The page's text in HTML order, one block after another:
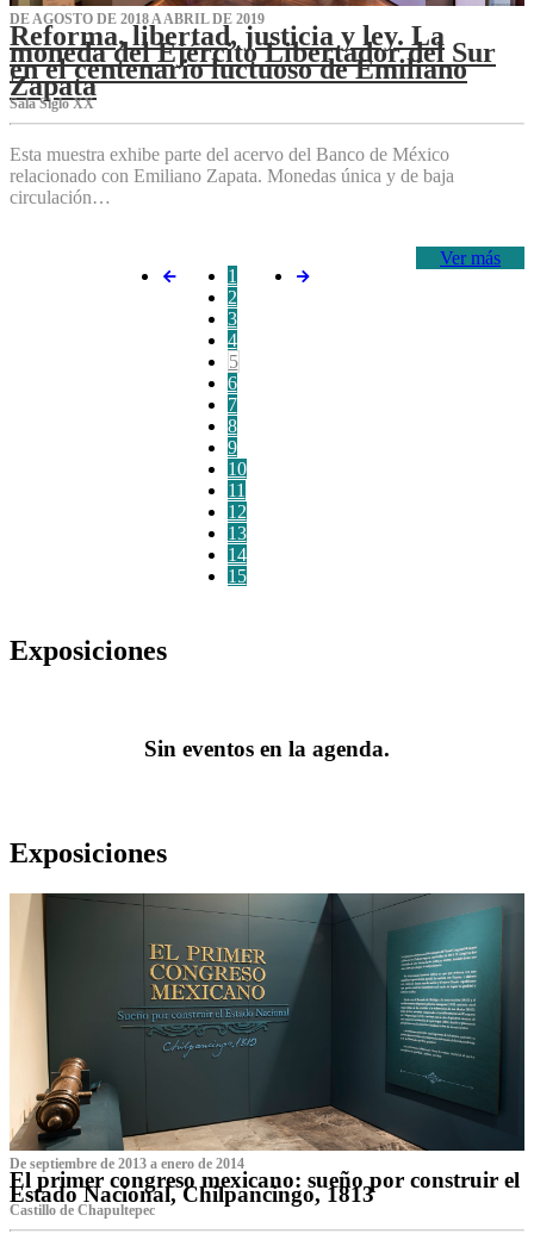
DE AGOSTO DE 2018 A ABRIL DE 2019
Reforma, libertad, justicia y ley. La
moneda del Ejército Libertador del Sur
en el centenario luctuoso de Emiliano
Zapata
Sala Siglo XX
Esta muestra exhibe parte del acervo del Banco de México
relacionado con Emiliano Zapata. Monedas única y de baja
circulación…
Ver más
1
2
3
4
5
6
7
8
9
10
11
12
13
14
15
Exposiciones
Sin eventos en la agenda.
Exposiciones
De septiembre de 2013 a enero de 2014
El primer congreso mexicano: sueño por construir el
Estado Nacional, Chilpancingo, 1813
Castillo de Chapultepec